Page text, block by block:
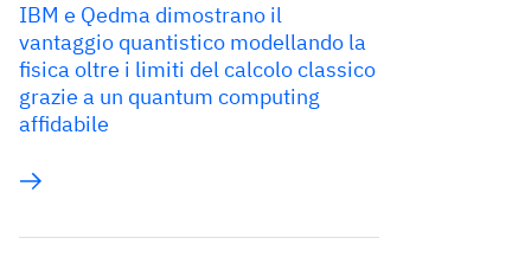
IBM e Qedma dimostrano il
vantaggio quantistico modellando la
fisica oltre i limiti del calcolo classico
grazie a un quantum computing
affidabile